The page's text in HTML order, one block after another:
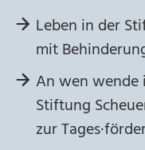
Leben in der
mit
An wen wende
Stiftung
zur